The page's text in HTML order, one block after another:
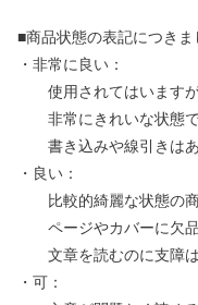
■商品状態の表記につきま
・非常に良い：
使用されてはいますが
非常にきれいな状態で
書き込みや線引きはあ
・良い：
比較的綺麗な状態の商
ページやカバーに欠品
文章を読むのに支障は
・可：